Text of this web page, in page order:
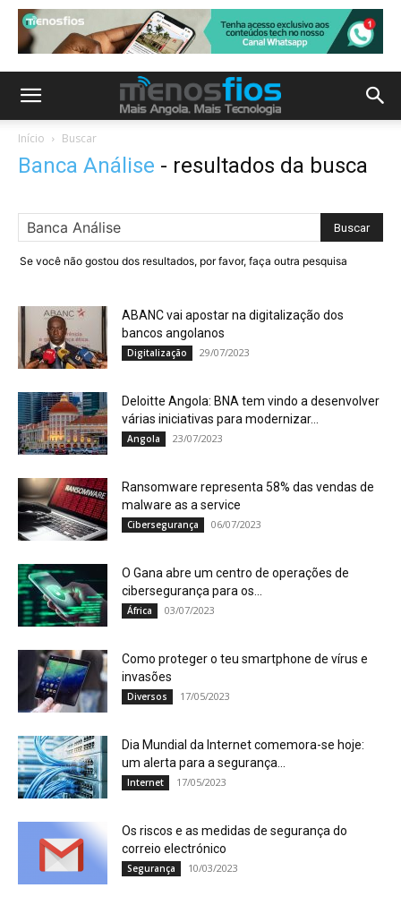
Início Buscar
Banca Análise - resultados da busca
Se você não gostou dos resultados, por favor, faça outra pesquisa
ABANC vai apostar na digitalização dos
bancos angolanos
Digitalização 29/07/2023
Deloitte Angola: BNA tem vindo a desenvolver
várias iniciativas para modernizar...
Angola 23/07/2023
Ransomware representa 58% das vendas de
malware as a service
Cibersegurança 06/07/2023
O Gana abre um centro de operações de
cibersegurança para os...
África 03/07/2023
Como proteger o teu smartphone de vírus e
invasões
Diversos 17/05/2023
Dia Mundial da Internet comemora-se hoje:
um alerta para a segurança...
Internet 17/05/2023
Os riscos e as medidas de segurança do
correio electrónico
Segurança 10/03/2023